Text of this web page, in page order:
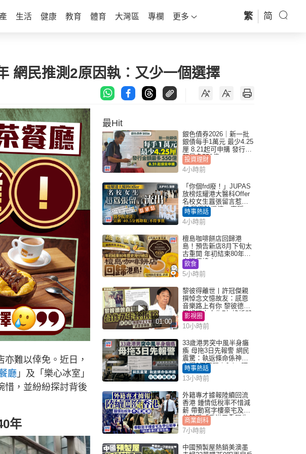
生活 健康 教育 體育 大灣區 專欄 更多 繁 简
網民推測2原因執︰又少一個選擇
亦難以倖免。近日，
廳 」及「樂心冰室」
惜，並紛紛探討背後
年
最Hit
銀色債券2026｜新一批
銀債每手1萬元 最少4.25
厘 8.21起可申購 發行金
額最多550億
投資理財
4小時前
「你個frd廢！」JUPAS
放榜炫耀港大醫科Offer
名校女生囂張留言惹眾
怒 醫學院澄清：宣稱
「40.5分獲錄取」不符事
實｜Juicy叮
時事熱話
4小時前
檀島咖啡餅店回歸港
島！預告新店8月下旬太
古重開 年初結束80年歷
史灣仔總店
飲食
5小時前
01:00
黎彼得離世丨許冠傑親
撰悼念文憶故友：感恩
音樂路上有你 黎彼德曾
直認唔夾合作7年終拆夥
影視圈
10小時前
33歲港男突中風半身癱
瘓 母拖3日先報警 網民
震驚：執返條命係神蹟
自爆2個惡習｜Juicy叮
時事熱話
13小時前
外籍專才據報陸續回流
香港 鍾情低稅率不惜減
薪 帶動寫字樓豪宅及學
位競爭「香港已重現生
機」
商業創科
7小時前
中國預製屋熱銷美澳墨